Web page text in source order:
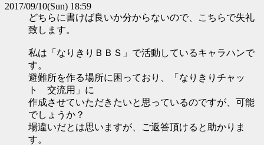
2017/09/10(Sun) 18:59
どちらに書けば良いか分からないので、こちらで失礼
致します。
私は「なりきりＢＢＳ」で活動しているキャラハンで
す。
避難所を作る場所に困っており、「なりきりチャッ
ト 交流用」に
作成させていただきたいと思っているのですが、可能
でしょうか？
場違いだとは思いますが、ご返答頂けると助かりま
す。